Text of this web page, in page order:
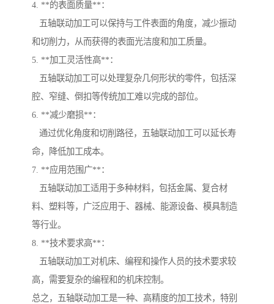
4. **的表面质量**：
五轴联动加工可以保持与工件表面的角度，减少振动
和切削力，从而获得的表面光洁度和加工质量。
5. **加工灵活性高**：
五轴联动加工可以处理复杂几何形状的零件，包括深
腔、窄缝、倒扣等传统加工难以完成的部位。
6. **减少磨损**：
通过优化角度和切削路径，五轴联动加工可以延长寿
命，降低加工成本。
7. **应用范围广**：
五轴联动加工适用于多种材料，包括金属、复合材
料、塑料等，广泛应用于、器械、能源设备、模具制造
等行业。
8. **技术要求高**：
五轴联动加工对机床、编程和操作人员的技术要求较
高，需要复杂的编程和的机床控制。
总之，五轴联动加工是一种、高精度的加工技术，特别